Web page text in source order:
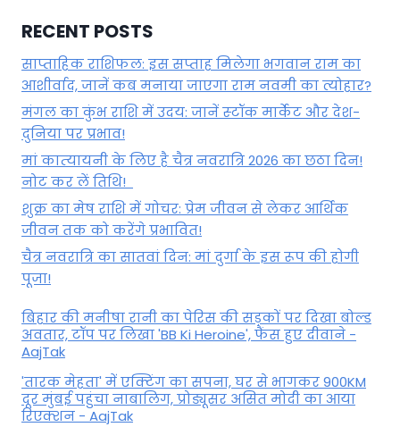
RECENT POSTS
साप्ताहिक राशिफल: इस सप्ताह मिलेगा भगवान राम का
आशीर्वाद, जानें कब मनाया जाएगा राम नवमी का त्योहार?
मंगल का कुंभ राशि में उदय: जानें स्‍टॉक मार्केट और देश-
दुनिया पर प्रभाव!
मां कात्‍यायनी के लिए है चैत्र नवरात्रि 2026 का छठा दिन!
नोट कर लें तिथि!
शुक्र का मेष राशि में गोचर: प्रेम जीवन से लेकर आर्थिक
जीवन तक को करेंगे प्रभावित!
चैत्र नवरात्रि का सातवां दिन: मां दुर्गा के इस रूप की होगी
पूजा!
बिहार की मनीषा रानी का पेरिस की सड़कों पर दिखा बोल्ड
अवतार, टॉप पर लिखा 'BB Ki Heroine', फैंस हुए दीवाने -
AajTak
'तारक मेहता' में एक्टिंग का सपना, घर से भागकर 900KM
दूर मुंबई पहुंचा नाबालिग, प्रोड्यूसर असित मोदी का आया
रिएक्शन - AajTak